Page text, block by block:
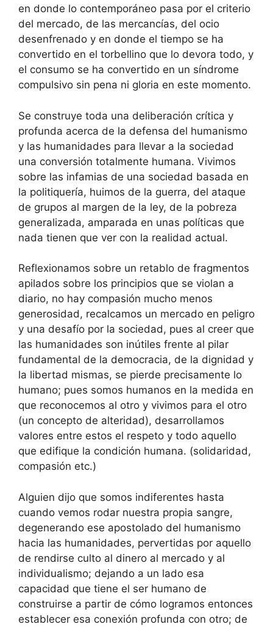
en donde lo contemporáneo pasa por el criterio
del mercado, de las mercancías, del ocio
desenfrenado y en donde el tiempo se ha
convertido en el torbellino que lo devora todo, y
el consumo se ha convertido en un síndrome
compulsivo sin pena ni gloria en este momento.
Se construye toda una deliberación crítica y
profunda acerca de la defensa del humanismo
y las humanidades para llevar a la sociedad
una conversión totalmente humana. Vivimos
sobre las infamias de una sociedad basada en
la politiquería, huimos de la guerra, del ataque
de grupos al margen de la ley, de la pobreza
generalizada, amparada en unas políticas que
nada tienen que ver con la realidad actual.
Reflexionamos sobre un retablo de fragmentos
apilados sobre los principios que se violan a
diario, no hay compasión mucho menos
generosidad, recalcamos un mercado en peligro
y una desafío por la sociedad, pues al creer que
las humanidades son inútiles frente al pilar
fundamental de la democracia, de la dignidad y
la libertad mismas, se pierde precisamente lo
humano; pues somos humanos en la medida en
que reconocemos al otro y vivimos para el otro
(un concepto de alteridad), desarrollamos
valores entre estos el respeto y todo aquello
que edifique la condición humana. (solidaridad,
compasión etc.)
Alguien dijo que somos indiferentes hasta
cuando vemos rodar nuestra propia sangre,
degenerando ese apostolado del humanismo
hacia las humanidades, pervertidas por aquello
de rendirse culto al dinero al mercado y al
individualismo; dejando a un lado esa
capacidad que tiene el ser humano de
construirse a partir de cómo logramos entonces
establecer esa conexión profunda con otro; de